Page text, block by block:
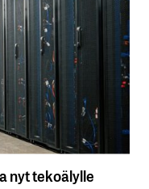
nyt tekoälylle